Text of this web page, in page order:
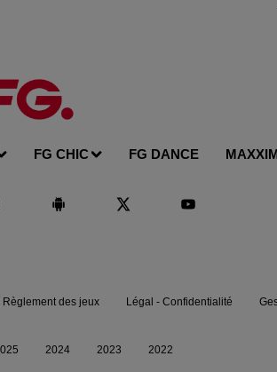
FG CHIC FG DANCE
Règlement des jeux Légal - Confidentialité
2024 2023 2022